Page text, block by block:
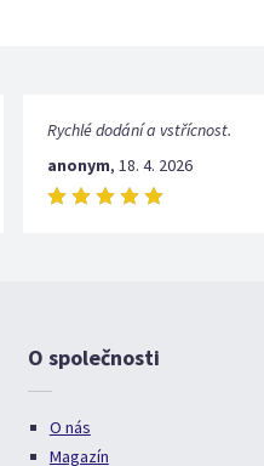
Rychlé dodání a vstřícnost.
anonym, 18. 4. 2026
O společnosti
O nás
Magazín